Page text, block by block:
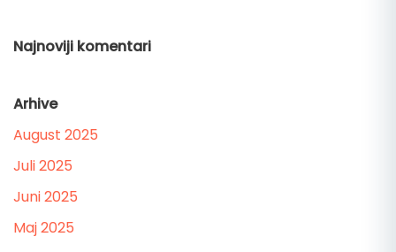
Najnoviji komentari
Arhive
August 2025
Juli 2025
Juni 2025
Maj 2025